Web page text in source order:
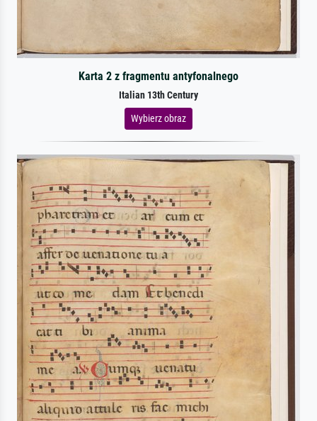
Karta 2 z fragmentu antyfonalnego
Italian 13th Century
Wybierz obraz